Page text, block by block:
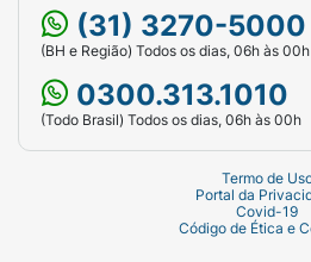
(31) 3270-5000
(BH e Região) Todos os dias, 06h às 00h
0300.313.1010
(Todo Brasil) Todos os dias, 06h às 00h
Termo de
Portal da
Covid-19
Código de Ética e